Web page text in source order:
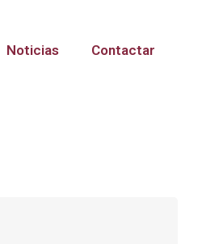
Noticias Contactar